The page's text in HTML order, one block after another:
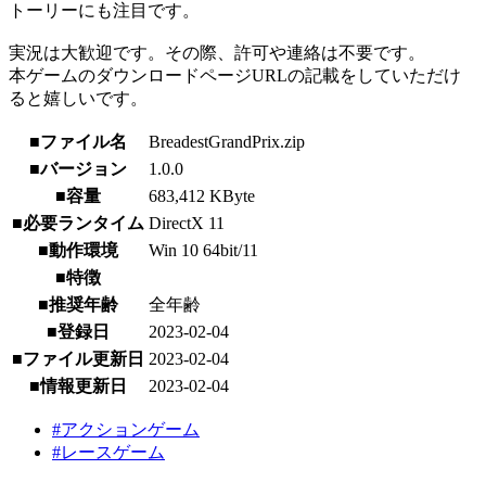
トーリーにも注目です。
実況は大歓迎です。その際、許可や連絡は不要です。
本ゲームのダウンロードページURLの記載をしていただけ
ると嬉しいです。
■ファイル名
BreadestGrandPrix.zip
■バージョン
1.0.0
■容量
683,412 KByte
■必要ランタイム DirectX 11
■動作環境
Win 10 64bit/11
■特徴
■推奨年齢
全年齢
■登録日
2023-02-04
■ファイル更新日 2023-02-04
■情報更新日
2023-02-04
#アクションゲーム
#レースゲーム